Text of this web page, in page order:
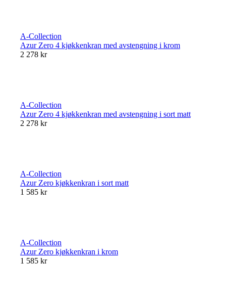
A-Collection
Azur Zero 4 kjøkkenkran med avstengning i krom
2 278 kr
A-Collection
Azur Zero 4 kjøkkenkran med avstengning i sort matt
2 278 kr
A-Collection
Azur Zero kjøkkenkran i sort matt
1 585 kr
A-Collection
Azur Zero kjøkkenkran i krom
1 585 kr